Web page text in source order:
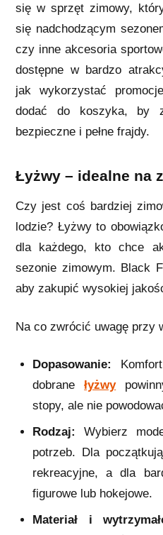
się w sprzęt zimowy,
się nadchodzącym
czy inne akcesoria
dostępne w bardzo
jak wykorzystać
dodać do koszyka, by
bezpieczne i pełne frajdy.
Łyżwy – idealne na
Czy jest coś bardziej
lodzie? Łyżwy to
dla każdego, kto chce
sezonie zimowym. Black
aby zakupić wysokiej
Na co zwrócić uwagę przy
Dopasowanie:
dobranełyżwy
stopy, ale nie
Rodzaj:
Wybierz
potrzeb. Dla
rekreacyjne, a dla
figurowe lub hokejowe.
Materiał i